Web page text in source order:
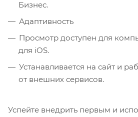
Бизнес.
Адаптивность
Просмотр доступен для
для iOS.
Устанавливается на сайт и
от внешних сервисов.
Успейте внедрить первым и